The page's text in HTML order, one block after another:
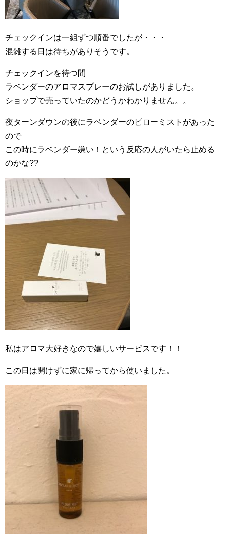
チェックインは一組ずつ順番でしたが・・・
混雑する日は待ちがありそうです。
チェックインを待つ間
ラベンダーのアロマスプレーのお試しがありました。
ショップで売っていたのかどうかわかりません。。
夜ターンダウンの後にラベンダーのピローミストがあった
ので
この時にラベンダー嫌い！という反応の人がいたら止める
のかな??
私はアロマ大好きなので嬉しいサービスです！！
この日は開けずに家に帰ってから使いました。